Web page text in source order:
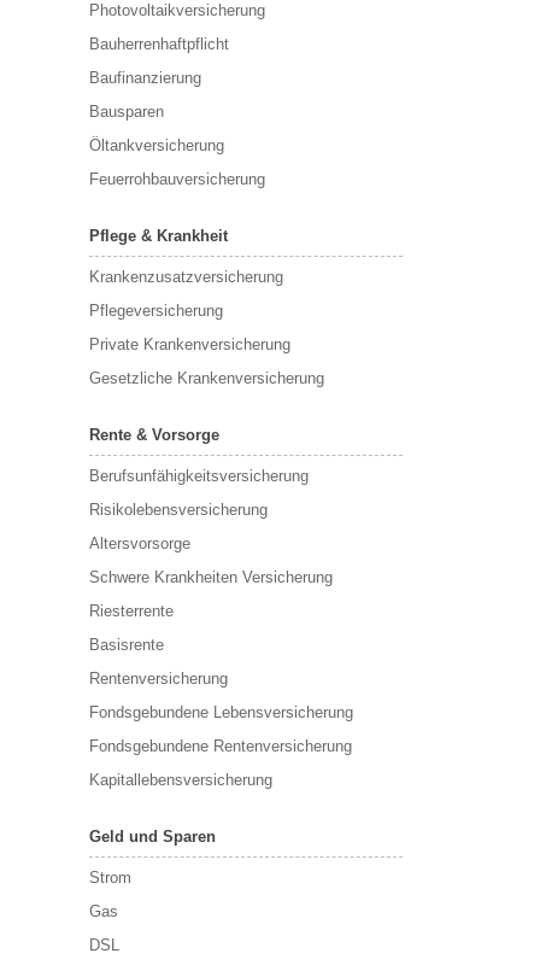
Photovoltaikversicherung
Bauherrenhaftpflicht
Baufinanzierung
Bausparen
Öltankversicherung
Feuerrohbauversicherung
Pflege & Krankheit
Krankenzusatzversicherung
Pflegeversicherung
Private Krankenversicherung
Gesetzliche Krankenversicherung
Rente & Vorsorge
Berufs­unfähigkeitsversicherung
Risikolebensversicherung
Altersvorsorge
Schwere Krankheiten Versicherung
Riesterrente
Basisrente
Rentenversicherung
Fondsgebundene Lebensversicherung
Fondsgebundene Rentenversicherung
Kapitallebensversicherung
Geld und Sparen
Strom
Gas
DSL